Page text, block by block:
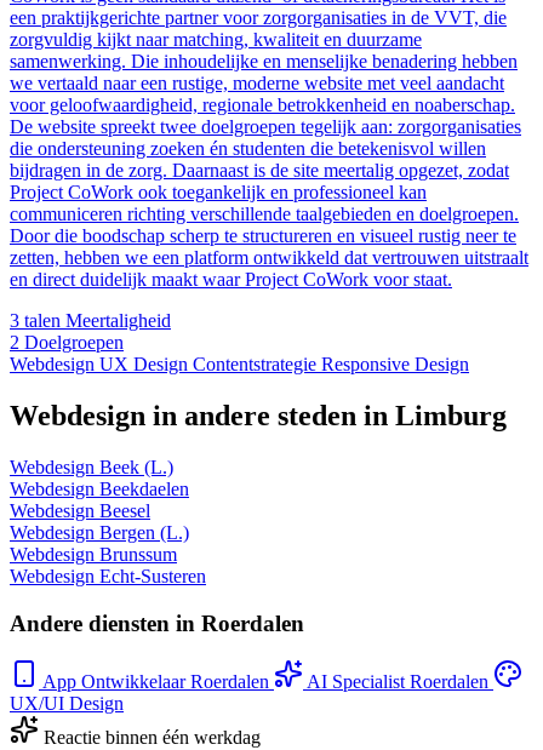
een praktijkgerichte partner voor zorgorganisaties in de VVT, die
zorgvuldig kijkt naar matching, kwaliteit en duurzame
samenwerking. Die inhoudelijke en menselijke benadering hebben
we vertaald naar een rustige, moderne website met veel aandacht
voor geloofwaardigheid, regionale betrokkenheid en noaberschap.
De website spreekt twee doelgroepen tegelijk aan: zorgorganisaties
die ondersteuning zoeken én studenten die betekenisvol willen
bijdragen in de zorg. Daarnaast is de site meertalig opgezet, zodat
Project CoWork ook toegankelijk en professioneel kan
communiceren richting verschillende taalgebieden en doelgroepen.
Door die boodschap scherp te structureren en visueel rustig neer te
zetten, hebben we een platform ontwikkeld dat vertrouwen uitstraalt
en direct duidelijk maakt waar Project CoWork voor staat.
3 talen Meertaligheid
2 Doelgroepen
Webdesign UX Design Contentstrategie Responsive Design
Webdesign in andere steden in Limburg
Webdesign Beek (L.)
Webdesign Beekdaelen
Webdesign Beesel
Webdesign Bergen (L.)
Webdesign Brunssum
Webdesign Echt-Susteren
Andere diensten in Roerdalen
App Ontwikkelaar Roerdalen
AI Specialist Roerdalen
UX/UI Design
Reactie binnen één werkdag